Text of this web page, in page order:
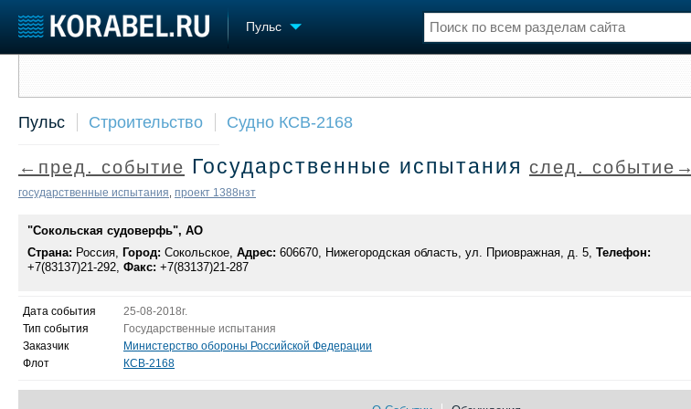
Пульс
Судостроение
Пульс
Компании
Репутация
Крюинг
Журнал
Реклама
Торговая площадка
Доска объявлений
Оборудование
Изделия
Услуги
Конференции
Выставки и семинары
Словарь
Флот
Отзывы
Пульс Строительство Судно КСВ-2168
←пред. событие Государственные испытания след. событие→
государственные испытания проект 1388нзт
"Сокольская судоверфь", АО
Страна: Россия, Город: Сокольское, Адрес: 606670, Нижегородская область, ул. Приовражная, д. 5, Телефон:
+7(83137)21-292, Факс: +7(83137)21-287
Дата события
25-08-2018г.
Тип события
Государственные испытания
Заказчик
Министерство обороны Российской Федерации
Флот
КСВ-2168